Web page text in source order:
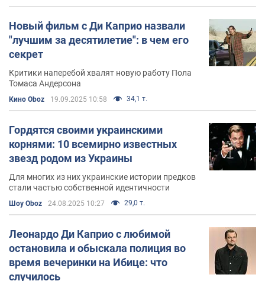
Новый фильм с Ди Каприо назвали
"лучшим за десятилетие": в чем его
секрет
Критики наперебой хвалят новую работу Пола
Томаса Андерсона
Кино Oboz 19.09.2025 10:58 34,1 т.
Гордятся своими украинскими
корнями: 10 всемирно известных
звезд родом из Украины
Для многих из них украинские истории предков
стали частью собственной идентичности
Шоу Oboz 24.08.2025 10:27 29,0 т.
Леонардо Ди Каприо с любимой
остановила и обыскала полиция во
время вечеринки на Ибице: что
случилось